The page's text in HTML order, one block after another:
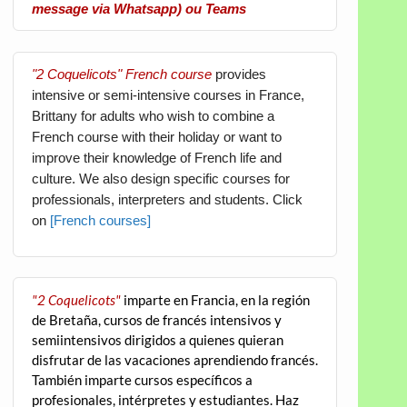
message via Whatsapp) ou Teams
"2 Coquelicots" French courseprovides
intensive or semi-intensive courses in France,
Brittany for adults who wish to combine a
French course with their holiday or want to
improve their knowledge of French life and
culture. We also design specific courses for
professionals, interpreters and students. Click
on [French courses]
"2 Coquelicots"imparte en Francia, en la región
de Bretaña, cursos de francés intensivos y
semiintensivos dirigidos a quienes quieran
disfrutar de las vacaciones aprendiendo francés.
También imparte cursos específicos a
profesionales, intérpretes y estudiantes. Haz